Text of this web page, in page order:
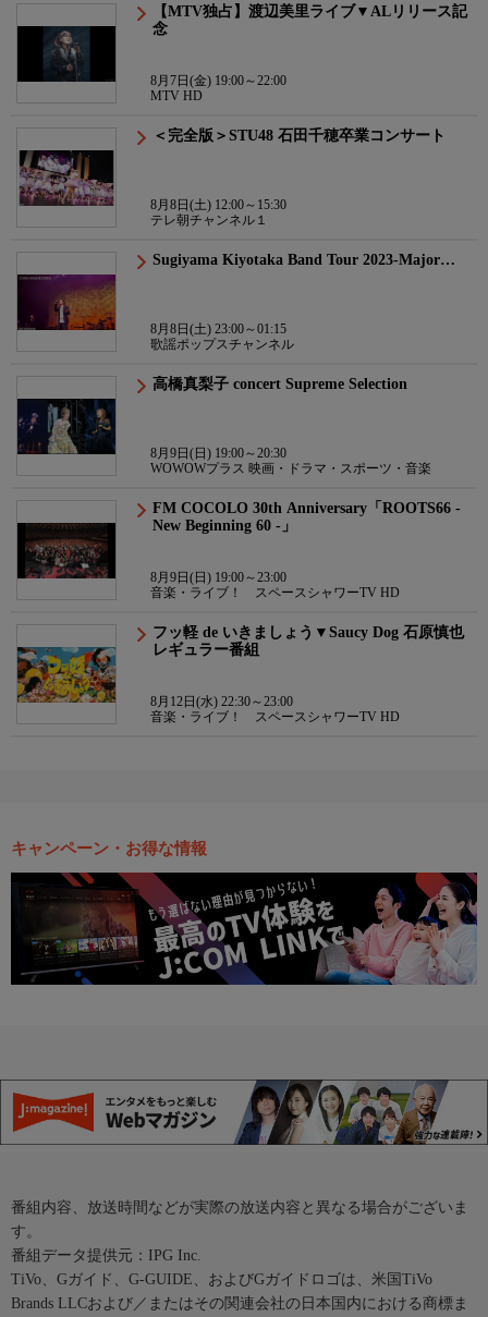
【MTV独占】渡辺美里ライブ▼ALリリース記
念
8月7日(金) 19:00～22:00
MTV HD
＜完全版＞STU48 石田千穂卒業コンサート
8月8日(土) 12:00～15:30
テレ朝チャンネル１
Sugiyama Kiyotaka Band Tour 2023-Major…
8月8日(土) 23:00～01:15
歌謡ポップスチャンネル
高橋真梨子 concert Supreme Selection
8月9日(日) 19:00～20:30
WOWOWプラス 映画・ドラマ・スポーツ・音楽
FM COCOLO 30th Anniversary「ROOTS66 -
New Beginning 60 -」
8月9日(日) 19:00～23:00
音楽・ライブ！ スペースシャワーTV HD
フッ軽 de いきましょう▼Saucy Dog 石原慎也
レギュラー番組
8月12日(水) 22:30～23:00
音楽・ライブ！ スペースシャワーTV HD
キャンペーン・お得な情報
番組内容、放送時間などが実際の放送内容と異なる場合がございま
す。
番組データ提供元：IPG Inc.
TiVo、Gガイド、G-GUIDE、およびGガイドロゴは、米国TiVo
Brands LLCおよび／またはその関連会社の日本国内における商標ま